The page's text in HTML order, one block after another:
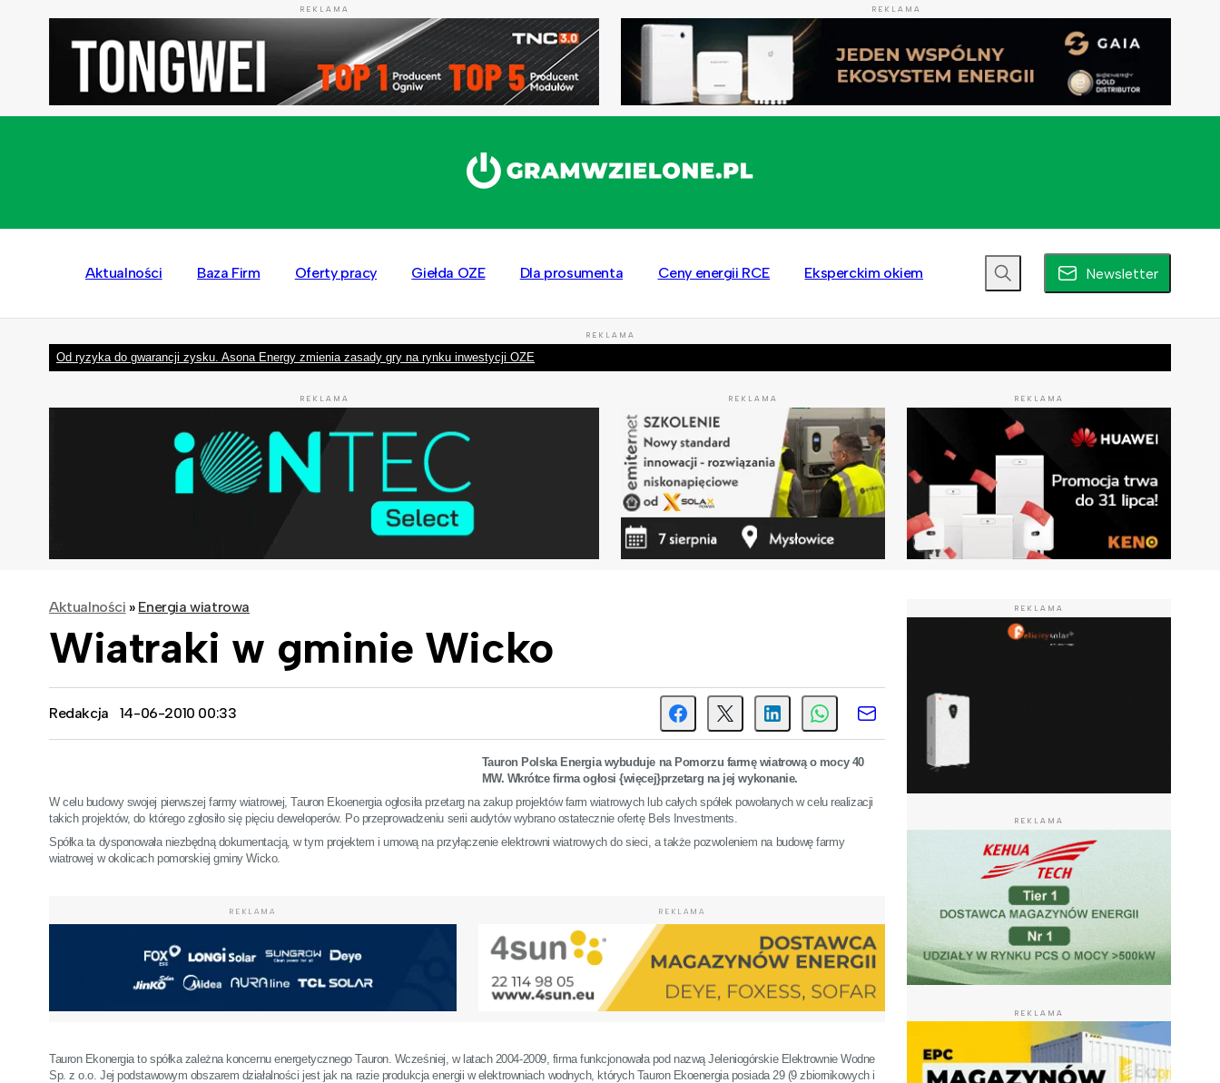
REKLAMA REKLAMA
Aktualności Baza Firm Oferty pracy Giełda OZE Dla prosumenta Ceny energii RCE Eksperckim okiem Newsletter
REKLAMA
Od ryzyka do gwarancji zysku. Asona Energy zmienia zasady gry na rynku inwestycji OZE
REKLAMA REKLAMA REKLAMA
Aktualności » Energia wiatrowa
Wiatraki w gminie Wicko
Redakcja 14-06-2010 00:33
Tauron Polska Energia wybuduje na Pomorzu farmę wiatrową o mocy 40
MW. Wkrótce firma ogłosi {więcej}przetarg na jej wykonanie.
W celu budowy swojej pierwszej farmy wiatrowej, Tauron Ekoenergia ogłosiła przetarg na zakup projektów farm wiatrowych lub całych spółek powołanych w celu realizacji
takich projektów, do którego zgłosiło się pięciu deweloperów. Po przeprowadzeniu serii audytów wybrano ostatecznie ofertę Bels Investments.
Spółka ta dysponowała niezbędną dokumentacją, w tym projektem i umową na przyłączenie elektrowni wiatrowych do sieci, a także pozwoleniem na budowę farmy
wiatrowej w okolicach pomorskiej gminy Wicko.
REKLAMA REKLAMA
Tauron Ekonergia to spółka zależna koncernu energetycznego Tauron. Wcześniej, w latach 2004-2009, firma funkcjonowała pod nazwą Jeleniogórskie Elektrownie Wodne
Sp. z o.o. Jej podstawowym obszarem działalności jest jak na razie produkcja energii w elektrowniach wodnych, których Tauron Ekoenergia posiada 29 (9 zbiornikowych i
REKLAMA
REKLAMA
REKLAMA